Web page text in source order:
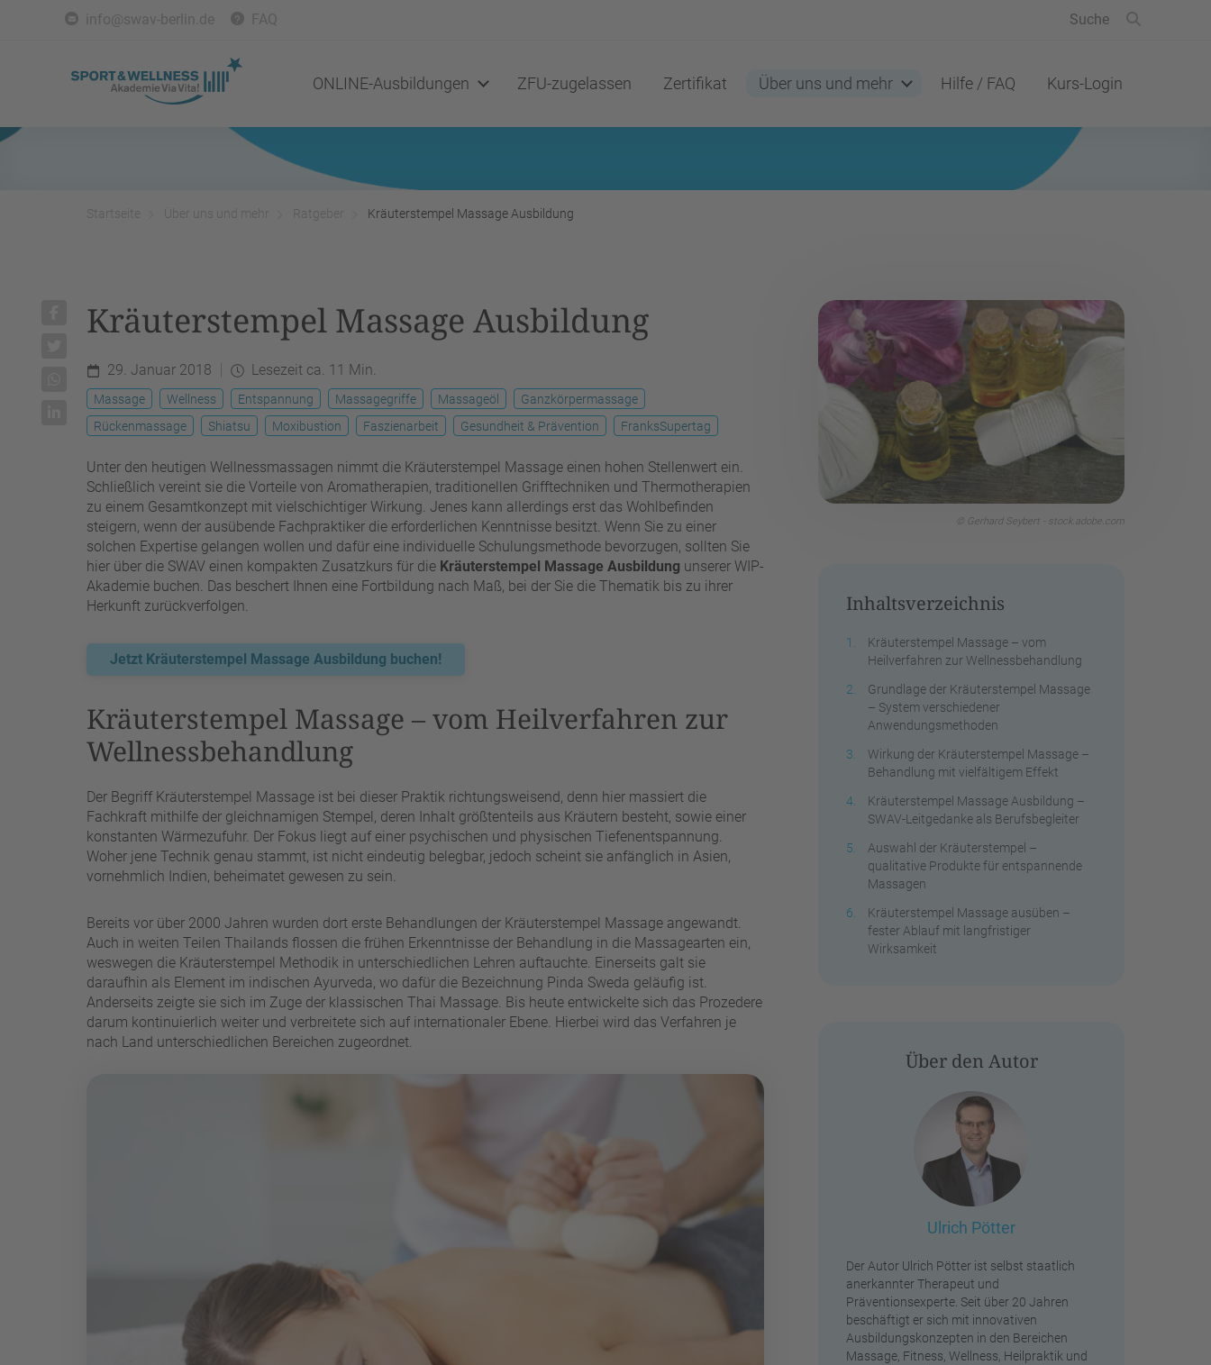
info@swav-berlin.de FAQ
ONLINE-Ausbildungen ZFU-zugelassen Zertifikat Über uns und mehr Hilfe / FAQ Kurs-Login
Startseite Über uns und mehr Ratgeber Kräuterstempel Massage Ausbildung
© Gerhard Seybert - stock.adobe.com
Inhaltsverzeichnis
Kräuterstempel Massage – vom
Heilverfahren zur Wellnessbehandlung
Grundlage der Kräuterstempel Massage
– System verschiedener
Anwendungsmethoden
Wirkung der Kräuterstempel Massage –
Behandlung mit vielfältigem Effekt
Kräuterstempel Massage Ausbildung –
SWAV-Leitgedanke als Berufsbegleiter
Auswahl der Kräuterstempel –
qualitative Produkte für entspannende
Massagen
Kräuterstempel Massage ausüben –
fester Ablauf mit langfristiger
Wirksamkeit
Über den Autor
Ulrich Pötter
Der Autor Ulrich Pötter ist selbst staatlich
anerkannter Therapeut und
Präventionsexperte. Seit über 20 Jahren
beschäftigt er sich mit innovativen
Ausbildungskonzepten in den Bereichen
Massage, Fitness, Wellness, Heilpraktik und
Kräuterstempel Massage Ausbildung
29. Januar 2018 Lesezeit ca. 11 Min.
Massage Wellness Entspannung Massagegriffe Massageöl
Ganzkörpermassage
Rückenmassage
Shiatsu Moxibustion Faszienarbeit Gesundheit & Prävention FranksSupertag
Unter den heutigen Wellnessmassagen nimmt die Kräuterstempel Massage einen hohen Stellenwert ein.
Schließlich vereint sie die Vorteile von Aromatherapien, traditionellen Grifftechniken und Thermotherapien
zu einem Gesamtkonzept mit vielschichtiger Wirkung. Jenes kann allerdings erst das Wohlbefinden
steigern, wenn der ausübende Fachpraktiker die erforderlichen Kenntnisse besitzt. Wenn Sie zu einer
solchen Expertise gelangen wollen und dafür eine individuelle Schulungsmethode bevorzugen, sollten Sie
hier über die SWAV einen kompakten Zusatzkurs für die Kräuterstempel Massage Ausbildung unserer WIP-
Akademie buchen. Das beschert Ihnen eine Fortbildung nach Maß, bei der Sie die Thematik bis zu ihrer
Herkunft zurückverfolgen.
Jetzt Kräuterstempel Massage Ausbildung buchen!
Kräuterstempel Massage – vom Heilverfahren zur
Wellnessbehandlung
Der Begriff Kräuterstempel Massage ist bei dieser Praktik richtungsweisend, denn hier massiert die
Fachkraft mithilfe der gleichnamigen Stempel, deren Inhalt größtenteils aus Kräutern besteht, sowie einer
konstanten Wärmezufuhr. Der Fokus liegt auf einer psychischen und physischen Tiefenentspannung.
Woher jene Technik genau stammt, ist nicht eindeutig belegbar, jedoch scheint sie anfänglich in Asien,
vornehmlich Indien, beheimatet gewesen zu sein.
Bereits vor über 2000 Jahren wurden dort erste Behandlungen der Kräuterstempel Massage angewandt.
Auch in weiten Teilen Thailands flossen die frühen Erkenntnisse der Behandlung in die Massagearten ein,
weswegen die Kräuterstempel Methodik in unterschiedlichen Lehren auftauchte. Einerseits galt sie
daraufhin als Element im indischen Ayurveda, wo dafür die Bezeichnung Pinda Sweda geläufig ist.
Anderseits zeigte sie sich im Zuge der klassischen Thai Massage. Bis heute entwickelte sich das Prozedere
darum kontinuierlich weiter und verbreitete sich auf internationaler Ebene. Hierbei wird das Verfahren je
nach Land unterschiedlichen Bereichen zugeordnet.